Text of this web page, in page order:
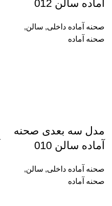
آماده سالن 012
صحنه آماده داخلی, سالن,
صحنه آماده
مدل سه بعدی صحنه
آماده سالن 010
صحنه آماده داخلی, سالن,
صحنه آماده